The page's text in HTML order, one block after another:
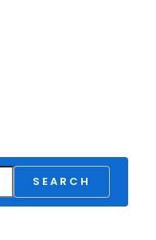
SEARCH